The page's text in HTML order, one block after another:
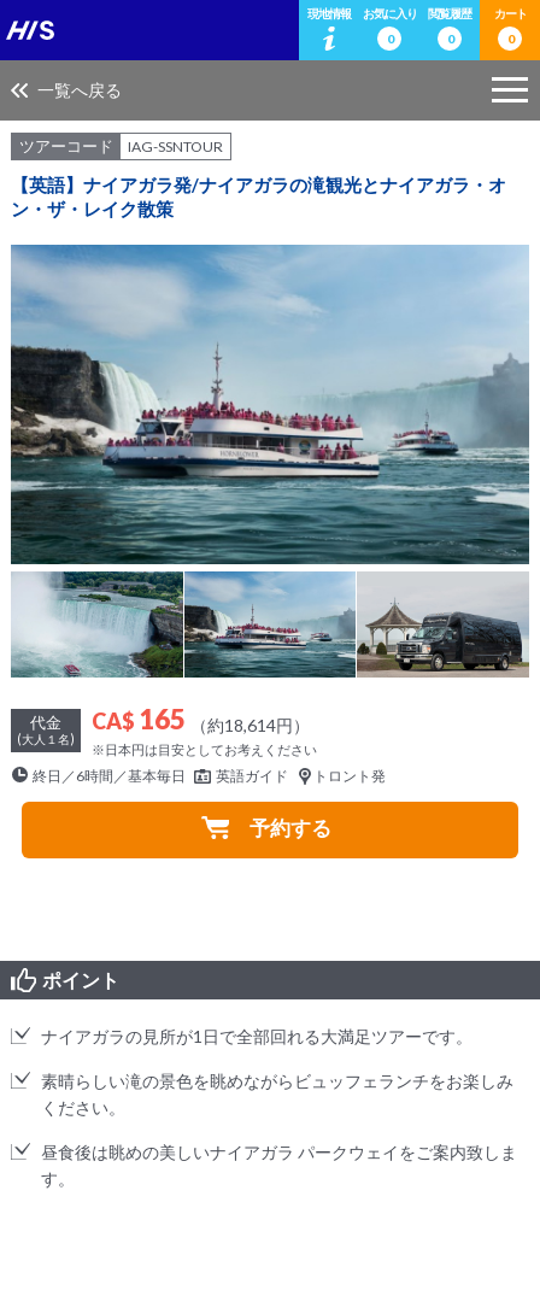
現地情報
お気に入り
0
閲覧履歴
0
カート
0
一覧へ戻る
ツアーコード IAG-SSNTOUR
【英語】ナイアガラ発/ナイアガラの滝観光とナイアガラ・オ
ン・ザ・レイク散策
代金
(大人１名)
CA$ 165 （約18,614円）
※日本円は目安としてお考えください
終日／6時間／基本毎日 英語ガイド トロント発
予約する
ポイント
ナイアガラの見所が1日で全部回れる大満足ツアーです。
素晴らしい滝の景色を眺めながらビュッフェランチをお楽しみ
ください。
昼食後は眺めの美しいナイアガラ パークウェイをご案内致しま
す。